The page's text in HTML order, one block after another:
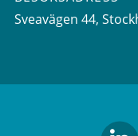
Sveavägen 44,